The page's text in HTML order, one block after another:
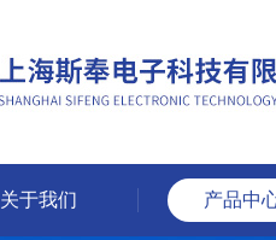
关于我们 产品中